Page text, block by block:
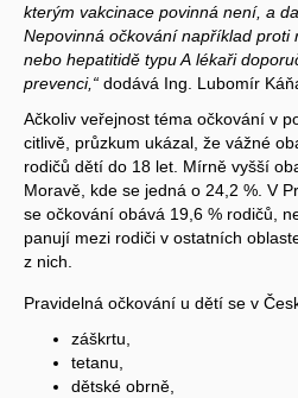
kterým vakcinace povinná není, a
Nepovinná očkování například proti
nebo hepatitidě typu A lékaři
prevenci,“ dodává Ing. Lubomír
Ačkoliv veřejnost téma očkování v
citlivě, průzkum ukázal, že vážné
rodičů dětí do 18 let. Mírně vyšší
Moravě, kde se jedná o 24,2 %. V
se očkování obává 19,6 % rodičů,
panují mezi rodiči v ostatních
z nich.
Pravidelná očkování u dětí se v
záškrtu,
tetanu,
dětské obrně,